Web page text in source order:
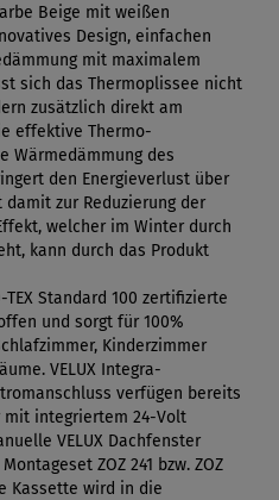
Beige mit weißen
Design, einfachen
mit maximalem
sich das Thermoplissee nicht
zusätzlich direkt am
effektive Thermo-
Wärmedämmung des
den Energieverlust über
zur Reduzierung der
welcher im Winter durch
kann durch das Produkt
TEX Standard 100 zertifizierte
und sorgt für 100%
Kinderzimmer
VELUX Integra-
verfügen bereits
mit integriertem 24-Volt
VELUX Dachfenster
ZOZ 241 bzw. ZOZ
Kassette wird in die